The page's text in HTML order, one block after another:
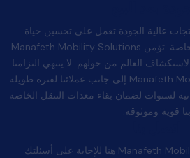
عالية الجودة تعمل على تحسين حياة
الأشخاص ذوي الاحتياجات الخاصة. تؤمن Manafeth Mobility Solutions
العالم من حولهم. لا ينتهي التزامنا
بالبيع. تقف Manafeth Mobility Solutions إلى جانب عملائنا لفترة طويلة
لسنوات لضمان بقاء معدات التنقل الخاصة
بنا قوية وموثوقة.
شركة Manafeth Mobility And Medical هنا للإجابة على أسئلتك